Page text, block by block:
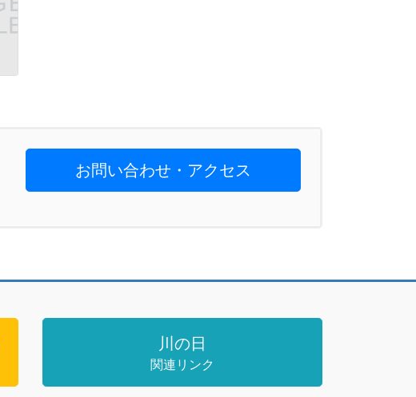
お問い合わせ・アクセス
川の日
関連リンク